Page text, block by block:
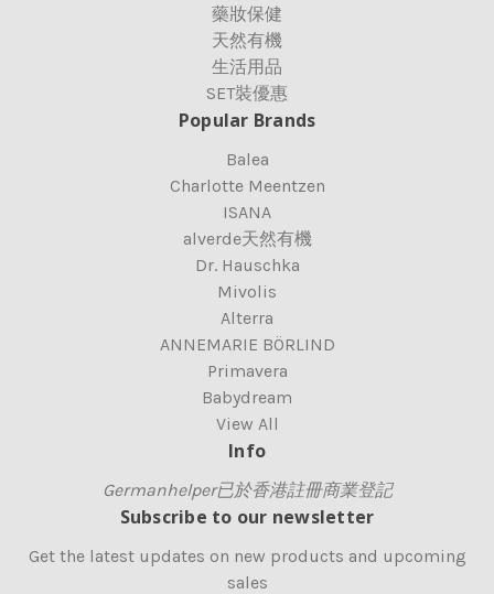
藥妝保健
天然有機
生活用品
SET裝優惠
Popular Brands
Balea
Charlotte Meentzen
ISANA
alverde天然有機
Dr. Hauschka
Mivolis
Alterra
ANNEMARIE BÖRLIND
Primavera
Babydream
View All
Info
Germanhelper已於香港註冊商業登記
Subscribe to our newsletter
Get the latest updates on new products and upcoming
sales